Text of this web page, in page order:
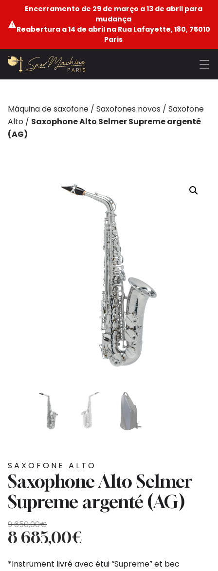
Encerramento de 29 de março a 13 de abril para
mudança
Reabertura a 14 de abril na Rua Lafayette, 180, 75010
Paris
Máquina de saxofone / Saxofones novos / Saxofone
Alto / Saxophone Alto Selmer Supreme argenté
(AG)
SAXOFONE ALTO
Saxophone Alto Selmer
Supreme argenté (AG)
9 650,00€
O
preço
original
era:
8 685,00€
O
preço
atual
é:
*Instrument livré avec étui “Supreme” et bec